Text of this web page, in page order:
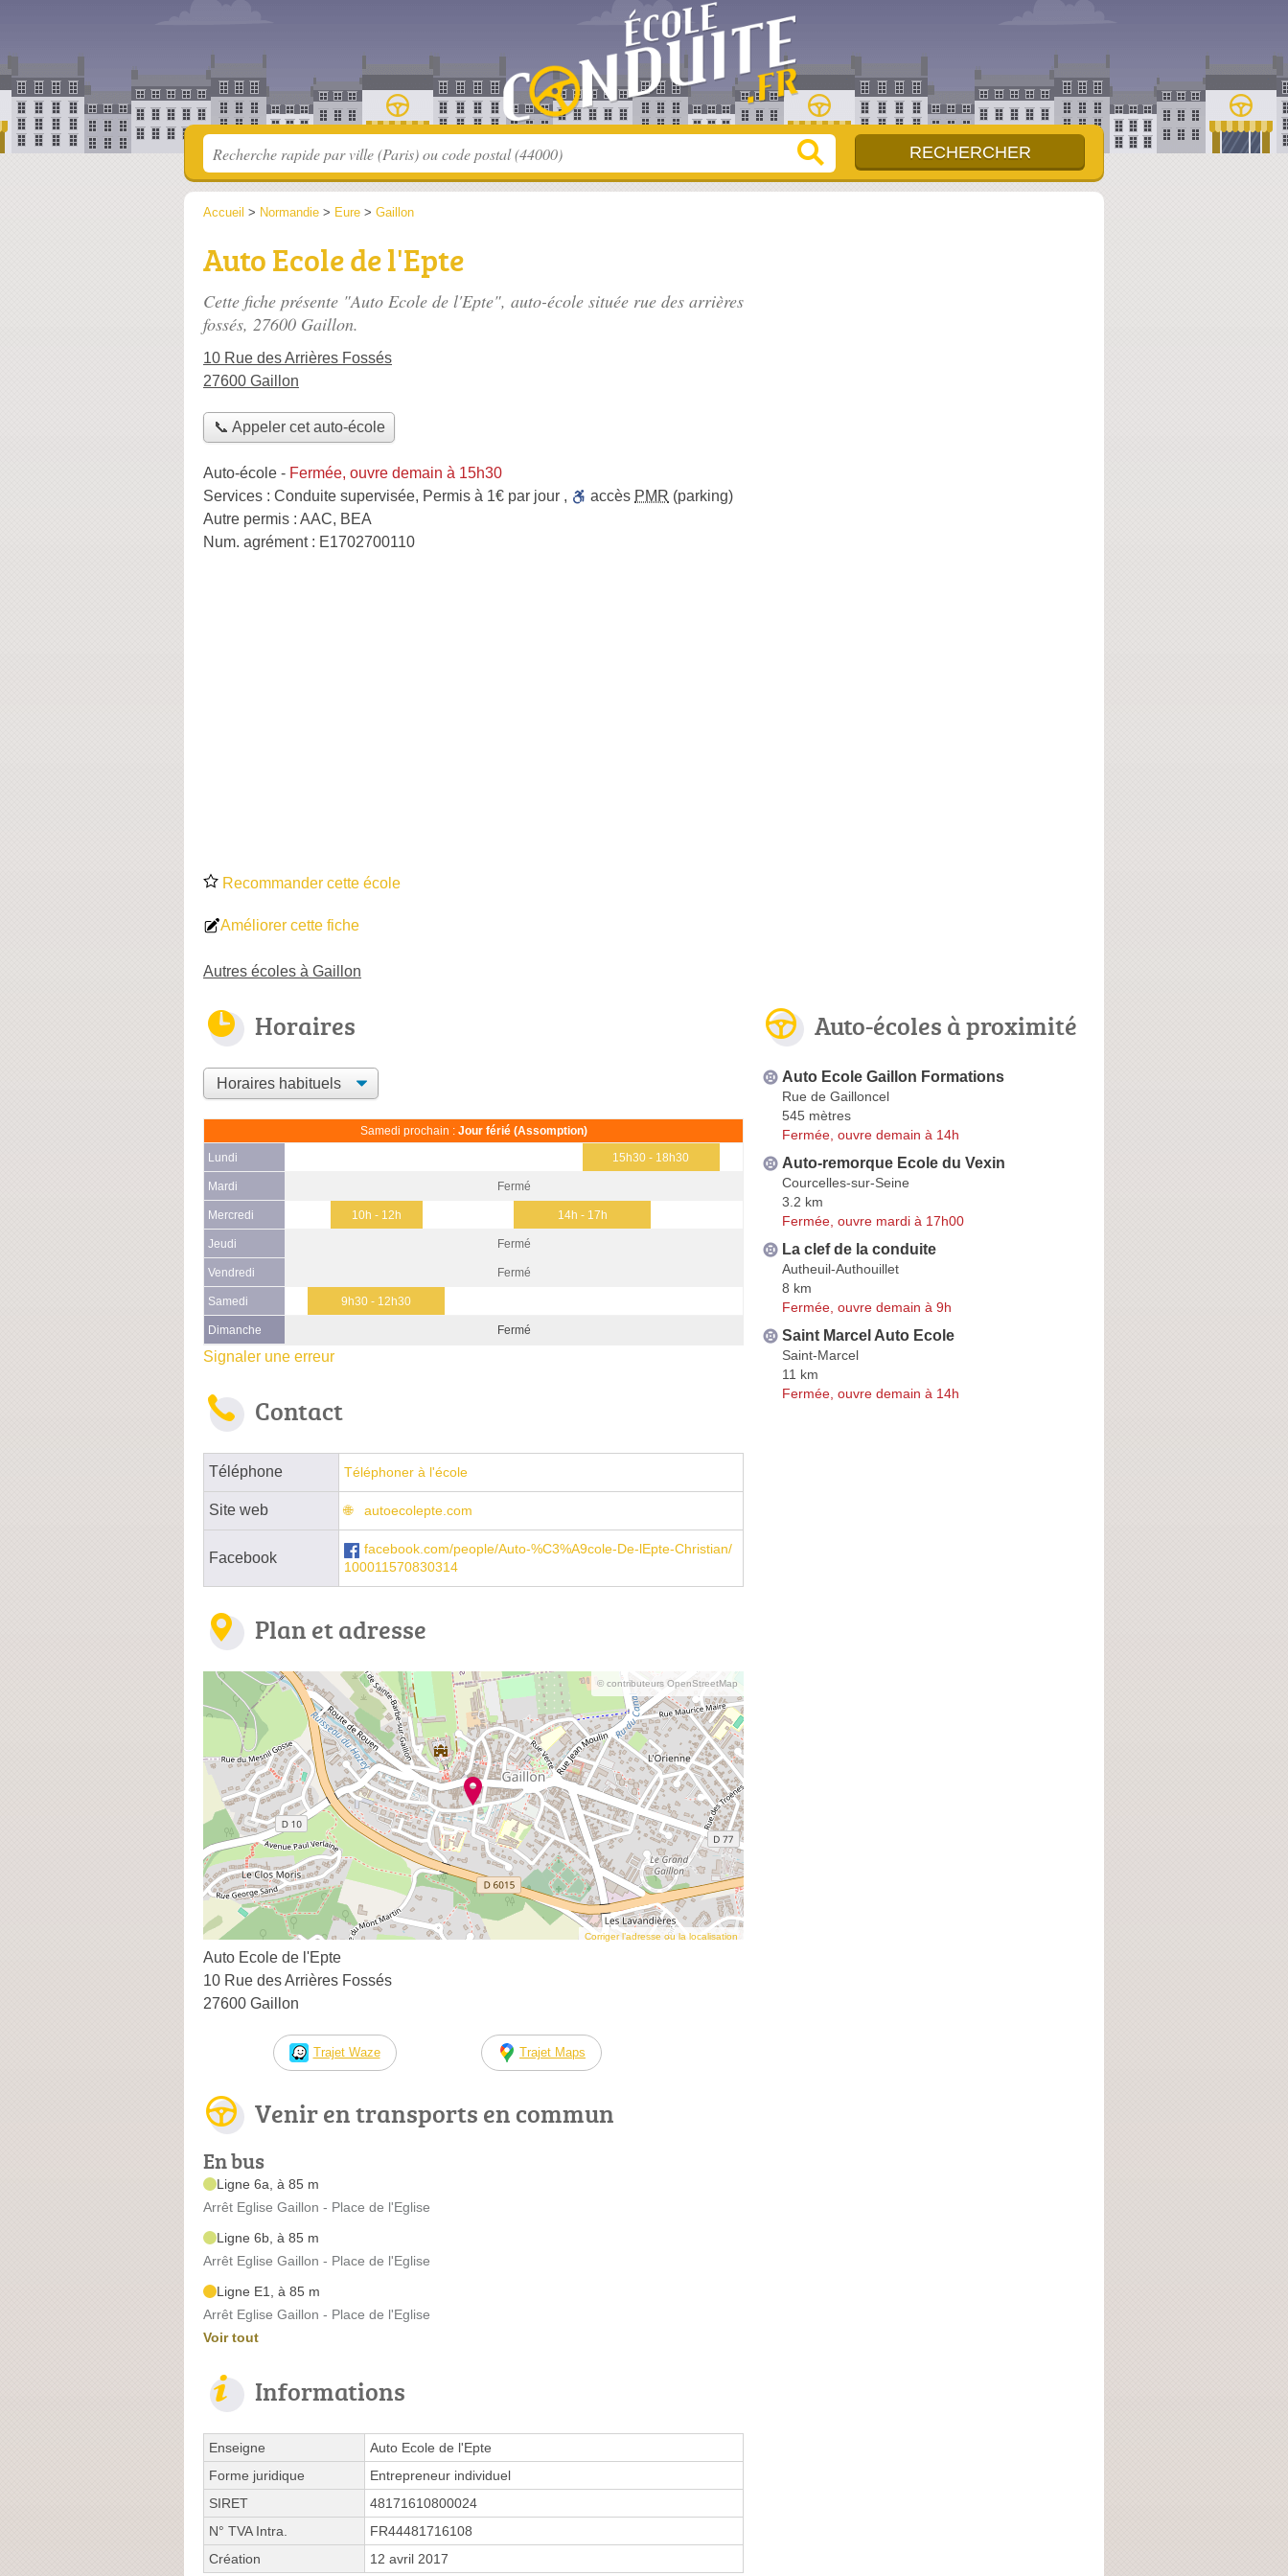
Accueil > Normandie > Eure > Gaillon
Auto Ecole de l'Epte
Cette fiche présente "Auto Ecole de l'Epte", auto-école située rue des arrières
fossés, 27600 Gaillon.
10 Rue des Arrières Fossés
27600 Gaillon
📞 Appeler cet auto-école
Auto-école - Fermée, ouvre demain à 15h30
Services : Conduite supervisée, Permis à 1€ par jour , accès PMR (parking)
Autre permis : AAC, BEA
Num. agrément : E1702700110
Recommander cette école
Améliorer cette fiche
Autres écoles à Gaillon
Horaires
Samedi prochain : Jour férié (Assomption)
Lundi 15h30 - 18h30
Mardi Fermé
Mercredi 10h - 12h 14h - 17h
Jeudi Fermé
Vendredi Fermé
Samedi 9h30 - 12h30
Dimanche Fermé
Signaler une erreur
Contact
Téléphone Téléphoner à l'école
Site web autoecolepte.com
Facebook
facebook.com/people/Auto-%C3%A9cole-De-lEpte-Christian/
100011570830314
Plan et adresse
© contributeurs OpenStreetMap
Corriger l’adresse ou la localisation
Auto Ecole de l'Epte
10 Rue des Arrières Fossés
27600 Gaillon
Trajet Waze Trajet Maps
Venir en transports en commun
En bus
Ligne 6a, à 85 m
Arrêt Eglise Gaillon - Place de l'Eglise
Ligne 6b, à 85 m
Arrêt Eglise Gaillon - Place de l'Eglise
Ligne E1, à 85 m
Arrêt Eglise Gaillon - Place de l'Eglise
Voir tout
Informations
Enseigne
Auto Ecole de l'Epte
Forme juridique
Entrepreneur individuel
SIRET
48171610800024
N° TVA Intra.
FR44481716108
Création
12 avril 2017
Auto-écoles à proximité
Auto Ecole Gaillon Formations
Rue de Gailloncel
545 mètres
Fermée, ouvre demain à 14h
Auto-remorque Ecole du Vexin
Courcelles-sur-Seine
3.2 km
Fermée, ouvre mardi à 17h00
La clef de la conduite
Autheuil-Authouillet
8 km
Fermée, ouvre demain à 9h
Saint Marcel Auto Ecole
Saint-Marcel
11 km
Fermée, ouvre demain à 14h